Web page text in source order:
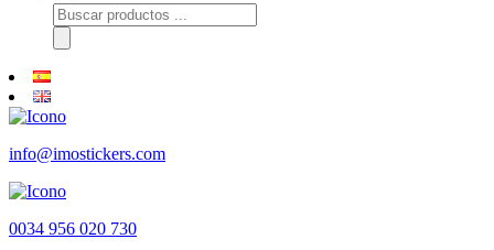
Búsqueda
de
productos
info@imostickers.com
0034 956 020 730